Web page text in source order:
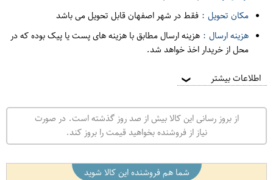
مکان تحویل : فقط در شهر اصفهان قابل تحویل می باشد
هزینه ارسال : هزینه ارسال مطابق با هزینه های پست یا پیک بوده که در
محل از خریدار اخذ خواهد شد.
اطلاعات بیشتر ❯
از بروز رسانی این کالا بیش از صد روز گذشته است. در صورت
نیاز از فروشنده بخواهید قیمت را بروز کند.
شما هم فروشنده این کالا شوید